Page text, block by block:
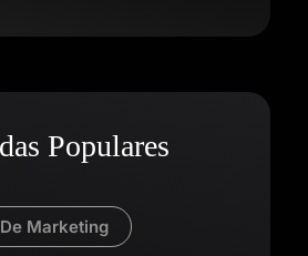
Populares
Marketing